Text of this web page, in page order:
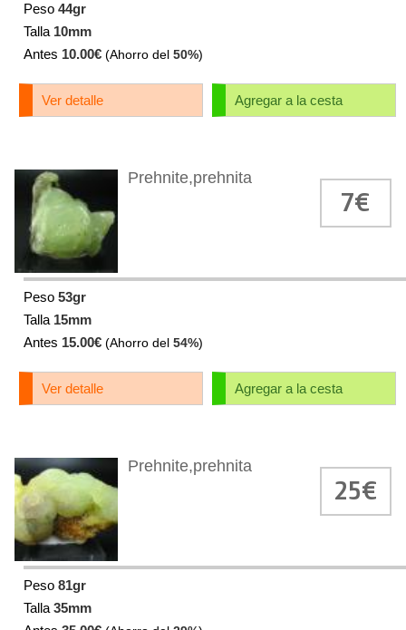
Peso 44gr
Talla 10mm
Antes 10.00€ (Ahorro del 50%)
Agregar a la cesta
Ver detalle
Prehnite,prehnita
7€
Peso 53gr
Talla 15mm
Antes 15.00€ (Ahorro del 54%)
Agregar a la cesta
Ver detalle
Prehnite,prehnita
25€
Peso 81gr
Talla 35mm